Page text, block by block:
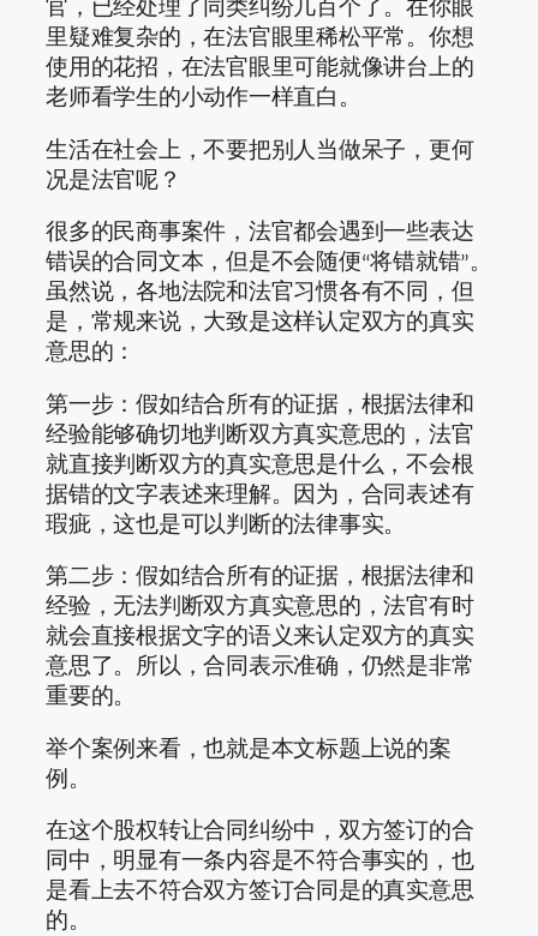
官，已经处理了同类纠纷几百个了。在你眼
里疑难复杂的，在法官眼里稀松平常。你想
使用的花招，在法官眼里可能就像讲台上的
老师看学生的小动作一样直白。
生活在社会上，不要把别人当做呆子，更何
况是法官呢？
很多的民商事案件，法官都会遇到一些表达
错误的合同文本，但是不会随便“将错就错”。
虽然说，各地法院和法官习惯各有不同，但
是，常规来说，大致是这样认定双方的真实
意思的：
第一步：假如结合所有的证据，根据法律和
经验能够确切地判断双方真实意思的，法官
就直接判断双方的真实意思是什么，不会根
据错的文字表述来理解。因为，合同表述有
瑕疵，这也是可以判断的法律事实。
第二步：假如结合所有的证据，根据法律和
经验，无法判断双方真实意思的，法官有时
就会直接根据文字的语义来认定双方的真实
意思了。所以，合同表示准确，仍然是非常
重要的。
举个案例来看，也就是本文标题上说的案
例。
在这个股权转让合同纠纷中，双方签订的合
同中，明显有一条内容是不符合事实的，也
是看上去不符合双方签订合同是的真实意思
的。